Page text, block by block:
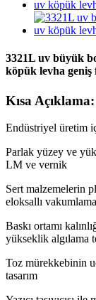
3321L uv büyük
köpük levha geniş
Kısa Açıklama:
Endüstriyel üretim
Parlak yüzey ve
LM ve vernik
Sert malzemelerin
eloksallı
Baskı ortamı
yükseklik algılama
Toz mürekkebinin
tasarım